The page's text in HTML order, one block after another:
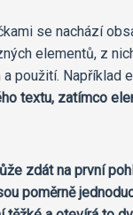
se nachází
elementů, z
použití. Například
textu, zatímco
zdát na první
poměrně